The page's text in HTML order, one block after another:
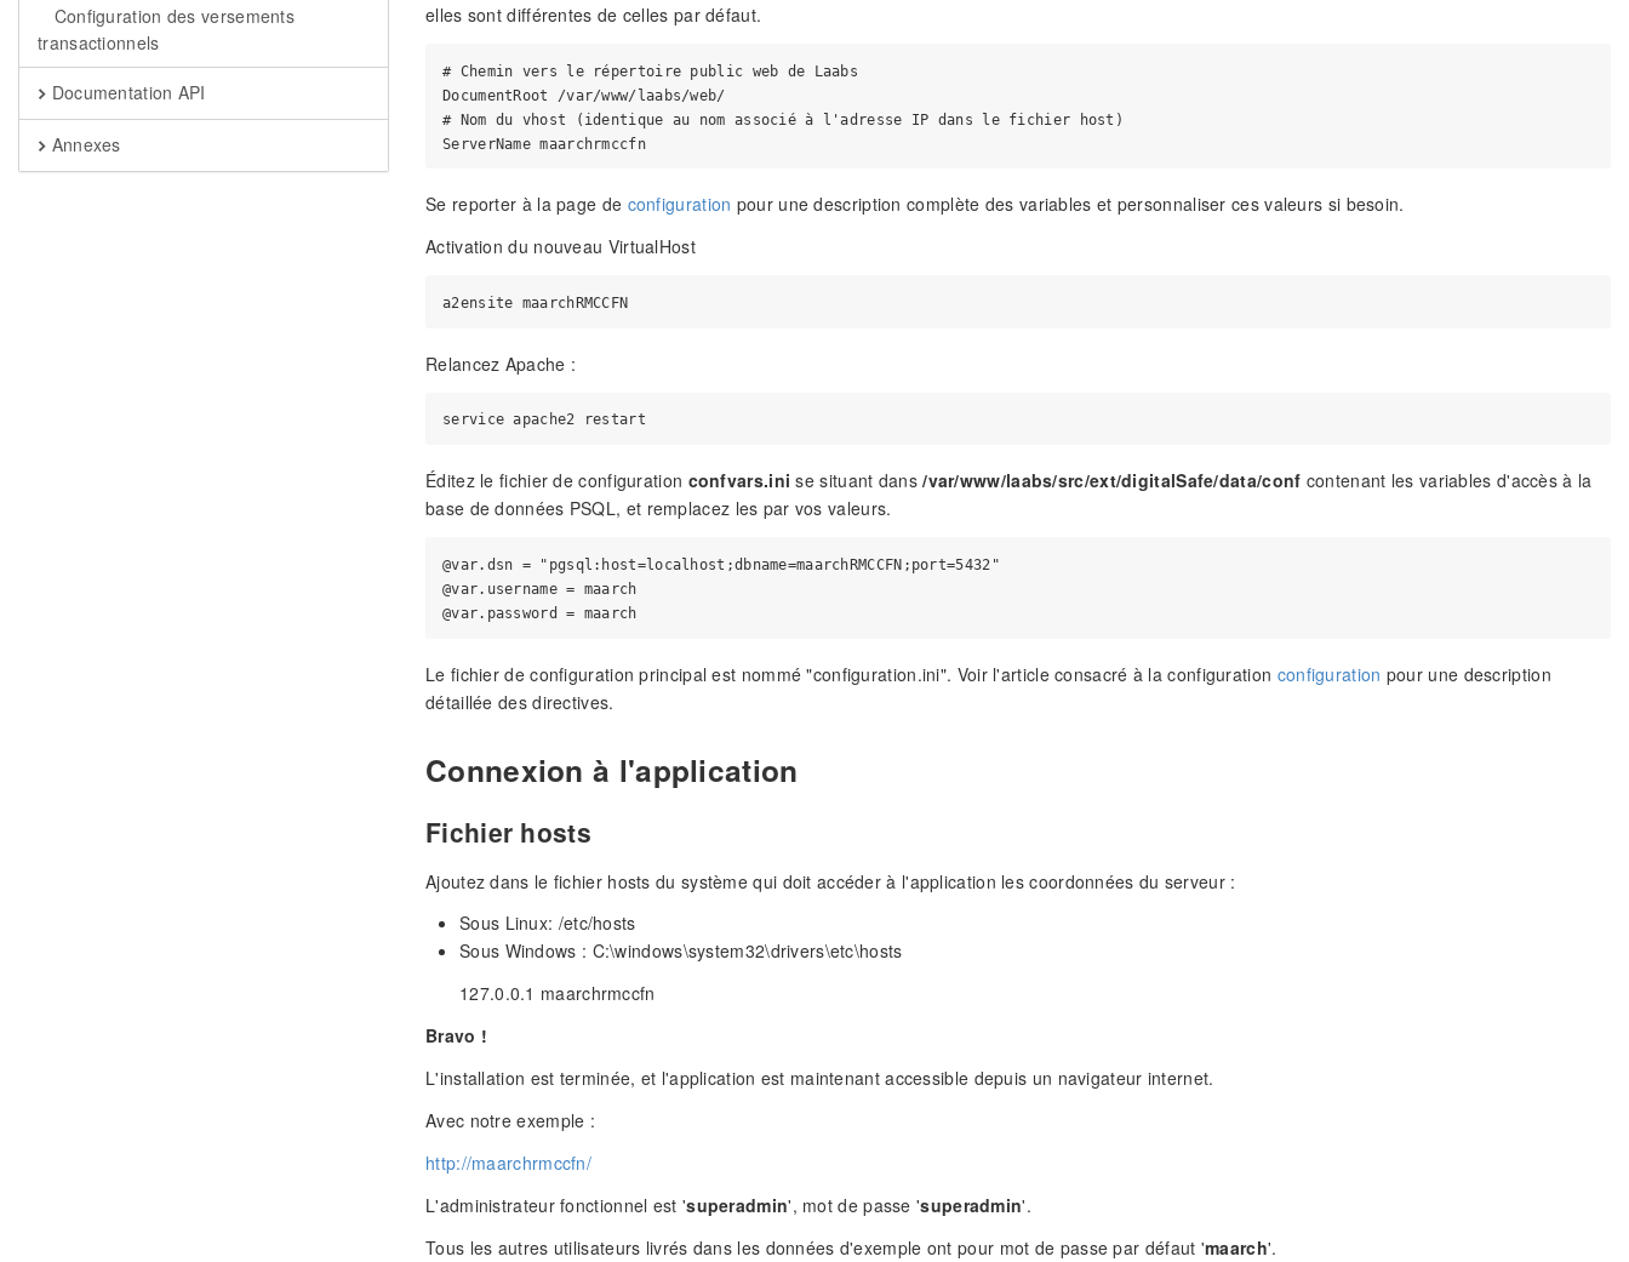
Configuration des versements
transactionnels
Documentation API
Annexes
elles sont différentes de celles par défaut.
# Chemin vers le répertoire public web de Laabs
DocumentRoot /var/www/laabs/web/
# Nom du vhost (identique au nom associé à l'adresse IP dans le fichier host)
ServerName maarchrmccfn
Se reporter à la page de configuration pour une description complète des variables et personnaliser ces valeurs si besoin.
Activation du nouveau VirtualHost
Relancez Apache :
Éditez le fichier de configuration confvars.ini se situant dans/var/www/laabs/src/ext/digitalSafe/data/conf contenant les variables d'accès à la
base de données PSQL, et remplacez les par vos valeurs.
@var.dsn = "pgsql:host=localhost;dbname=maarchRMCCFN;port=5432"
@var.username = maarch
Le fichier de configuration principal est nommé "configuration.ini". Voir l'article consacré à la configuration configuration pour une description
détaillée des directives.
Connexion à l'application
Fichier hosts
Ajoutez dans le fichier hosts du système qui doit accéder à l'application les coordonnées du serveur :
Sous Linux: /etc/hosts
Sous Windows : C:\windows\system32\drivers\etc\hosts
127.0.0.1 maarchrmccfn
Bravo !
L'installation est terminée, et l'application est maintenant accessible depuis un navigateur internet.
Avec notre exemple :
http://maarchrmccfn/
L'administrateur fonctionnel est 'superadmin', mot de passe 'superadmin'.
Tous les autres utilisateurs livrés dans les données d'exemple ont pour mot de passe par défaut 'maarch'.